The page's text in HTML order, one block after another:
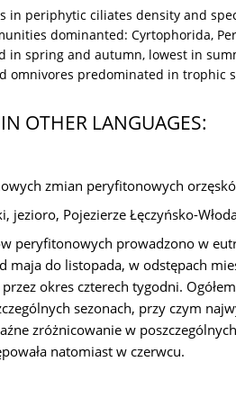
in periphytic ciliates density and
dominanted: Cyrtophorida,
in spring and autumn, lowest in
omnivores predominated in
OTHER LANGUAGES:
zmian peryfitonowych
jezioro, Pojezierze Łęczyńsko-
peryfitonowych prowadzono w
maja do listopada, w odstępach
okres czterech tygodni.
sezonach, przy czym
zróżnicowanie w
natomiast w czerwcu.